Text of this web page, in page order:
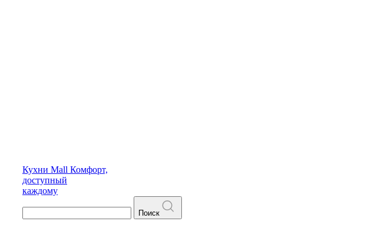
Кухни Mall Комфорт,
доступный
каждому
Поиск